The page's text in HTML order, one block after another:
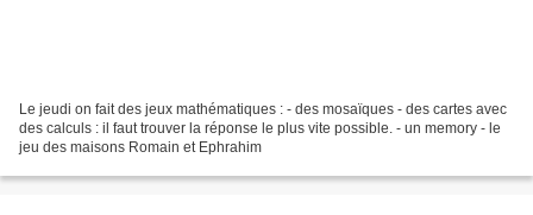
Le jeudi on fait des jeux mathématiques : - des mosaïques - des cartes avec
des calculs : il faut trouver la réponse le plus vite possible. - un memory - le
jeu des maisons Romain et Ephrahim